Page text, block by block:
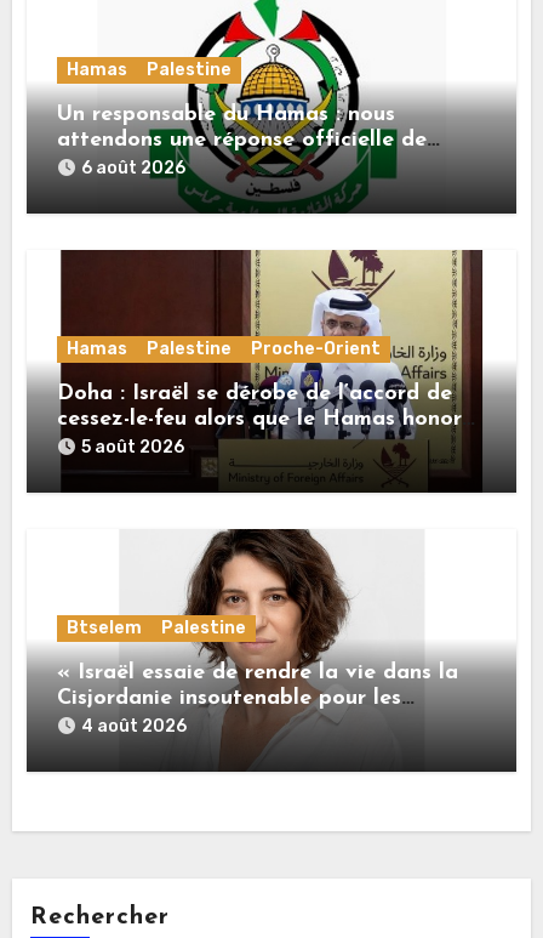
Hamas Palestine
Un responsable du Hamas : nous
attendons une réponse officielle de
Mladenov concernant la feuille de route
de la deuxième phase de l’accord
6 août 2026
Hamas Palestine Proche-Orient
Doha : Israël se dérobe de l’accord de
cessez-le-feu alors que le Hamas honore
ses engagements
5 août 2026
Btselem Palestine
« Israël essaie de rendre la vie dans la
Cisjordanie insoutenable pour les
Palestiniens. »
4 août 2026
Rechercher